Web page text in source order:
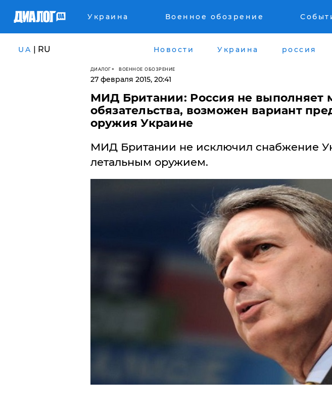
Украина Военное обозрение
UA | RU Новости Украина россия
ДИАЛОГ ВОЕННОЕ ОБОЗРЕНИЕ
27 февраля 2015, 20:41
МИД Британии: Россия не выполняет
обязательства, возможен вариант
оружия Украине
МИД Британии не исключил снабжение
летальным оружием.